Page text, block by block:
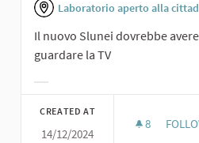
Laboratorio aperto alla
Il nuovo Slunei dovrebbe
guardare la TV
CREATED AT
14/12/2024
8 8